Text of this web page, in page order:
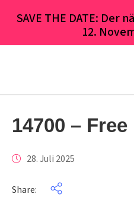
SAVE THE DATE: Der
12.
14700 –
28. Juli 2025
Share: